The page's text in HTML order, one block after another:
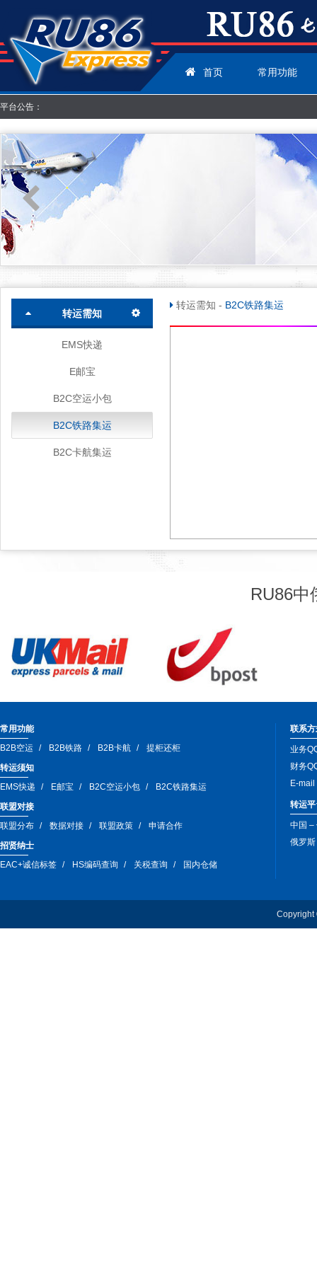
首页 常用功能
平台公告：
转运需知
EMS快递
E邮宝
B2C空运小包
B2C铁路集运
B2C卡航集运
转运需知 - B2C铁路集运
RU86
常用功能
B2B空运
B2B铁路 B2B卡航
提柜还柜
转运须知
EMS快递
E邮宝 B2C空运小包
B2C铁路集运
联盟对接
联盟分布
数据对接 联盟政策
申请合作
招贤纳士
EAC+诚信标签
HS编码查询 关税查询 国内仓储
联系
业务
财务
E-
转运
中国 –
俄罗
Copyright